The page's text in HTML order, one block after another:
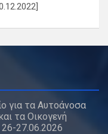
για τα Αυτοάνοσα
τα Οικογενή
27.06.2026